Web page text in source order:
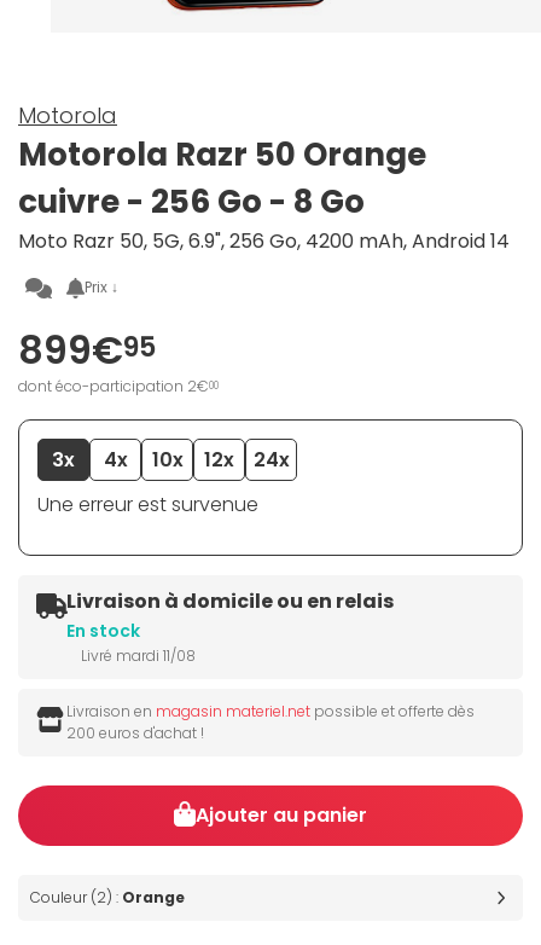
Motorola
Motorola Razr 50 Orange
cuivre - 256 Go - 8 Go
Moto Razr 50, 5G, 6.9", 256 Go, 4200 mAh, Android 14
Prix ↓
899€95
dont éco-participation 2€00
3x 4x 10x 12x
24x
Une erreur est survenue
Livraison à domicile ou en relais
En stock
Livré mardi 11/08
Livraison en magasin materiel.net possible et offerte dès
200 euros d'achat !
Ajouter au panier
Couleur (2) : Orange